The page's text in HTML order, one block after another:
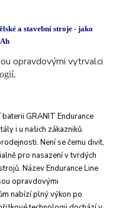
a stavební stroje - jako
opravdovými vytrvalci
baterii GRANIT Endurance
i u našich zákazniků.
Neníse čemu divit,
pro nasazení v tvrdých
Název Endurance Line
opravdovými
nabízí plný výkon po